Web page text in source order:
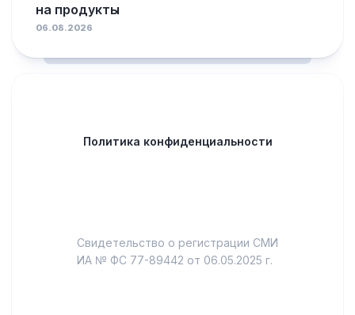
на продукты
06.08.2026
Политика конфиденциальности
Свидетельство о регистрации СМИ
ИА № ФС 77-89442 от 06.05.2025 г.